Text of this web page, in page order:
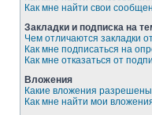
Как мне найти свои
Закладки и подписка на
Чем отличаются закладки
Как мне подписаться на
Как мне отказаться от
Вложения
Какие вложения
Как мне найти мои